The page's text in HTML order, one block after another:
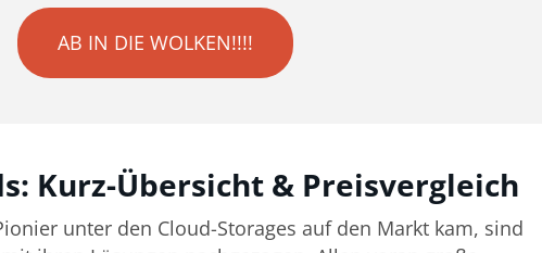
AB IN DIE WOLKEN!!!!
Kurz-Übersicht & Preisvergleich
unter den Cloud-Storages auf den Markt kam, sind